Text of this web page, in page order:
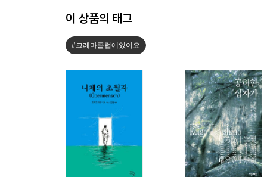
이 상품의 태그
#크레마클럽에있어요